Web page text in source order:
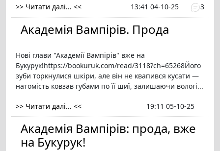
>> Читати далі... << 13:41 04-10-25 3
Академія Вампірів. Прода
Нові глави "Академії Вампірів" вже на
Букурук!https://bookuruk.com/read/3118?ch=65268Його
зуби торкнулися шкіри, але він не квапився кусати —
натомість ковзав губами по її шиї, залишаючи вологі...
>> Читати далі... << 19:11 05-10-25
Академія Вампірів: прода, вже
на Букурук!